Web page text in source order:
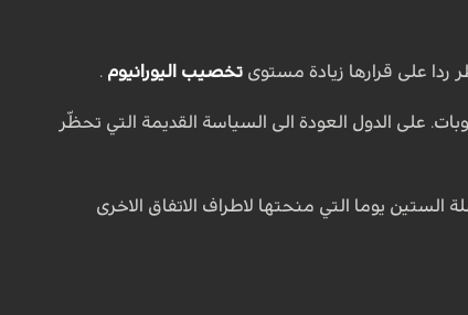
ردا على قرارها زيادة مستوى تخصيب اليورانيوم .
على الدول العودة الى السياسة القديمة التي تحظّر
الستين يوما التي منحتها لاطراف الاتفاق الاخرى